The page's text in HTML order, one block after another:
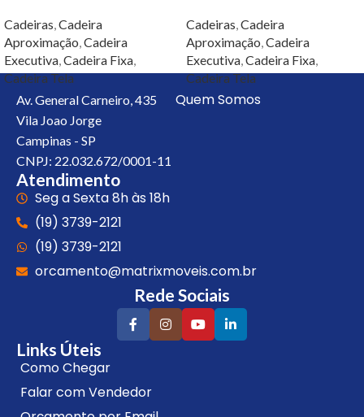
Tecido Aero
Cadeiras,Cadeira
Aproximação,Cadeira
Executiva,Cadeira Fixa,
Cadeira Tela
Tecido Aero
Cadeiras,Cadeira
Aproximação,Cadeira
Executiva,Cadeira Fixa,
Cadeira Tela
Av. General Carneiro, 435
Vila Joao Jorge
Campinas - SP
CNPJ: 22.032.672/0001-11
Quem Somos
Atendimento
Seg a Sexta 8h às 18h
(19) 3739-2121
(19) 3739-2121
orcamento@matrixmoveis.com.br
Rede Sociais
Links Úteis
Como Chegar
Falar com Vendedor